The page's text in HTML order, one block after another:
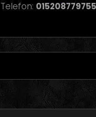
Telefon: 015208779755